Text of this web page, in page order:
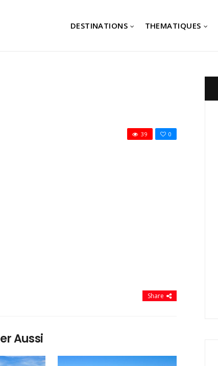
DESTINATIONS THEMATIQUES
0
39
Share
Aussi